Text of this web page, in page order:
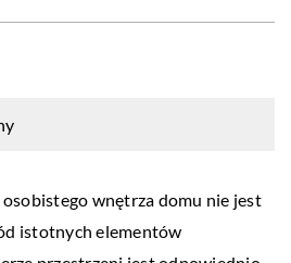
wnętrza domu nie jest
istotnych elementów